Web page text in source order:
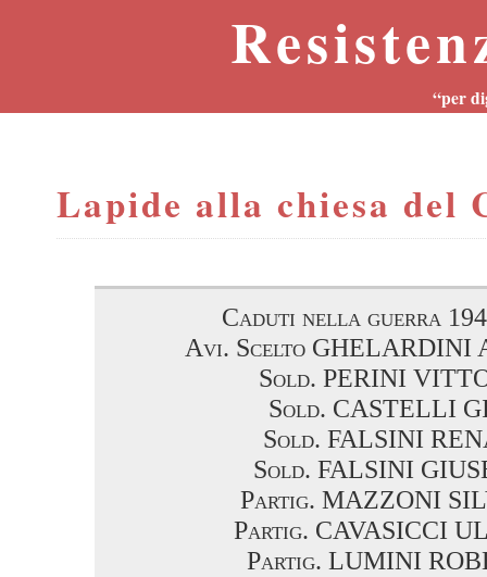
“per
Lapide alla chiesa del
Caduti nella guerra
Avi. Scelto GHELARDINI
Sold. PERINI
Sold. CASTELLI
Sold. FALSINI
Sold. FALSINI
Partig. MAZZONI
Partig. CAVASICCI
Partig. LUMINI